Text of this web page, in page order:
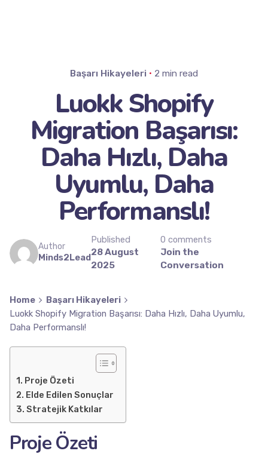
Başarı Hikayeleri 2 min read
Luokk Shopify
Migration Başarısı:
Daha Hızlı, Daha
Uyumlu, Daha
Performanslı!
Author
Minds2Lead
Published
28 August
2025
0 comments
Join the
Conversation
Home
Başarı Hikayeleri
Luokk Shopify Migration Başarısı: Daha Hızlı, Daha Uyumlu,
Daha Performanslı!
Proje Özeti
Elde Edilen Sonuçlar
Stratejik Katkılar
Proje Özeti